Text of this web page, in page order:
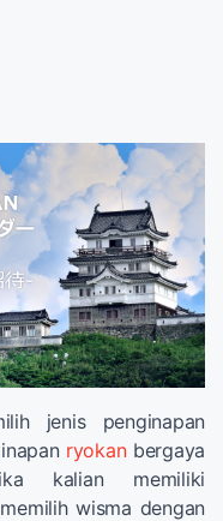
jenis penginapan
ryokanbergaya
kalian memiliki
wisma dengan